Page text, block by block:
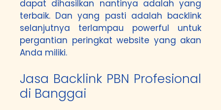
dapat dihasilkan nantinya adalah yang
terbaik. Dan yang pasti adalah backlink
selanjutnya terlampau powerful untuk
pergantian peringkat website yang akan
Anda miliki.
Jasa Backlink PBN Profesional
di Banggai